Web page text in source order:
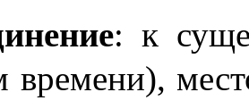
: к
времени),